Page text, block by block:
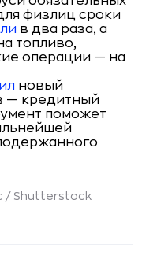
физлиц сроки
в два раза, а
топливо,
операции — на
новый
— кредитный
поможет
/ Shutterstock